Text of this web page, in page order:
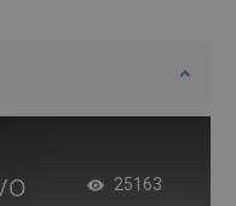
25163